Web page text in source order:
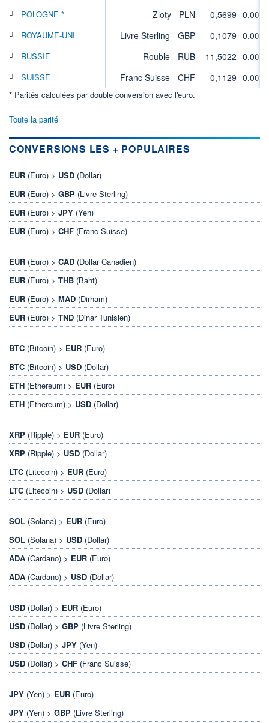
POLOGNE * Zloty - PLN 0,5699 0,00%
ROYAUME-UNI Livre Sterling - GBP 0,1079 0,00%
RUSSIE Rouble - RUB 11,5022 0,00%
SUISSE Franc Suisse - CHF 0,1129 0,00%
* Parités calculées par double conversion avec l'euro.
Toute la parité
CONVERSIONS LES + POPULAIRES
EUR (Euro) > USD (Dollar)
EUR (Euro) > GBP (Livre Sterling)
EUR (Euro) > JPY (Yen)
EUR (Euro) > CHF (Franc Suisse)
EUR (Euro) > CAD (Dollar Canadien)
EUR (Euro) > THB (Baht)
EUR (Euro) > MAD (Dirham)
EUR (Euro) > TND (Dinar Tunisien)
BTC (Bitcoin) > EUR (Euro)
BTC (Bitcoin) > USD (Dollar)
ETH (Ethereum) > EUR (Euro)
ETH (Ethereum) > USD (Dollar)
XRP (Ripple) > EUR (Euro)
XRP (Ripple) > USD (Dollar)
LTC (Litecoin) > EUR (Euro)
LTC (Litecoin) > USD (Dollar)
SOL (Solana) > EUR (Euro)
SOL (Solana) > USD (Dollar)
ADA (Cardano) > EUR (Euro)
ADA (Cardano) > USD (Dollar)
USD (Dollar) > EUR (Euro)
USD (Dollar) > GBP (Livre Sterling)
USD (Dollar) > JPY (Yen)
USD (Dollar) > CHF (Franc Suisse)
JPY (Yen) > EUR (Euro)
JPY (Yen) > GBP (Livre Sterling)